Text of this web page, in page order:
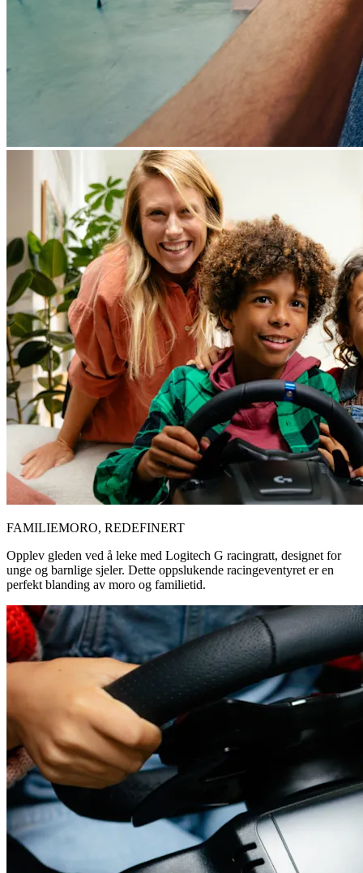
FAMILIEMORO, REDEFINERT
Opplev gleden ved å leke med Logitech G racingratt, designet for
unge og barnlige sjeler. Dette oppslukende racingeventyret er en
perfekt blanding av moro og familietid.